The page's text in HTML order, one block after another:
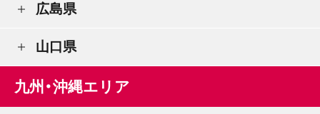
広島県
山口県
九州・沖縄エリア